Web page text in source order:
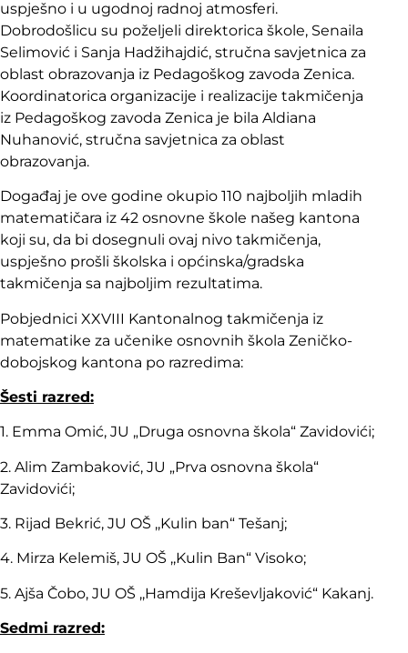
uspješno i u ugodnoj radnoj atmosferi.
Dobrodošlicu su poželjeli direktorica škole, Senaila
Selimović i Sanja Hadžihajdić, stručna savjetnica za
oblast obrazovanja iz Pedagoškog zavoda Zenica.
Koordinatorica organizacije i realizacije takmičenja
iz Pedagoškog zavoda Zenica je bila Aldiana
Nuhanović, stručna savjetnica za oblast
obrazovanja.
Događaj je ove godine okupio 110 najboljih mladih
matematičara iz 42 osnovne škole našeg kantona
koji su, da bi dosegnuli ovaj nivo takmičenja,
uspješno prošli školska i općinska/gradska
takmičenja sa najboljim rezultatima.
Pobjednici XXVIII Kantonalnog takmičenja iz
matematike za učenike osnovnih škola Zeničko-
dobojskog kantona po razredima:
Šesti razred:
1. Emma Omić, JU „Druga osnovna škola“ Zavidovići;
2. Alim Zambaković, JU „Prva osnovna škola“
Zavidovići;
3. Rijad Bekrić, JU OŠ ,,Kulin ban“ Tešanj;
4. Mirza Kelemiš, JU OŠ ,,Kulin Ban“ Visoko;
5. Ajša Čobo, JU OŠ ,,Hamdija Kreševljaković“ Kakanj.
Sedmi razred: